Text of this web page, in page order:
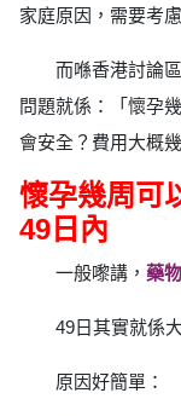
家庭原因，需要考
而喺香港討論
問題就係：「懷孕
會安全？費用大概幾
懷孕幾周可
49日內
一般嚟講， 藥
49日其實就係
原因好簡單：